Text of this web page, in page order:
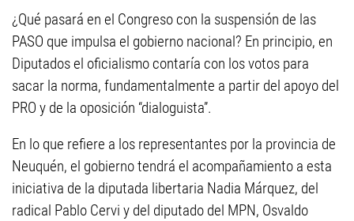
¿Qué pasará en el Congreso con la suspensión de las
PASO que impulsa el gobierno nacional? En principio, en
Diputados el oficialismo contaría con los votos para
sacar la norma, fundamentalmente a partir del apoyo del
PRO y de la oposición “dialoguista”.
En lo que refiere a los representantes por la provincia de
Neuquén, el gobierno tendrá el acompañamiento a esta
iniciativa de la diputada libertaria Nadia Márquez, del
radical Pablo Cervi y del diputado del MPN, Osvaldo